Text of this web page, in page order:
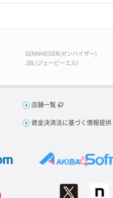
SENNHEISER(ゼンハイザー)
JBL(ジェービーエル)
店舗一覧
資金決済法に基づく情報提供